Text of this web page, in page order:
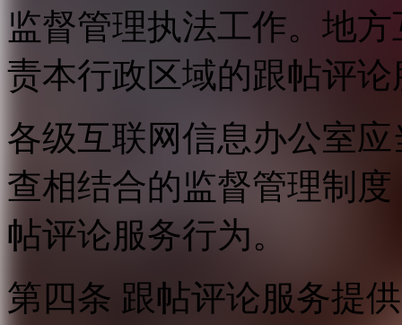
监督管理执法工作。地
责本行政区域的跟帖评
各级互联网信息办公室
查相结合的监督管理制
帖评论服务行为。
第四条 跟帖评论服务提